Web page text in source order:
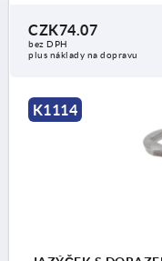
CZK74.07
bez DPH
plus náklady na dopravu
K1114